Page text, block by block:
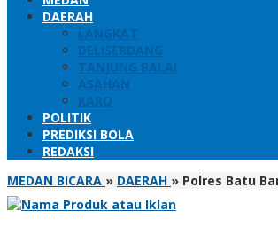
DAERAH
LANGKAT
DELISERDANG
TANJUNG BALAI
ASAHAN
KARO
POLITIK
PREDIKSI BOLA
REDAKSI
MEDAN BICARA » DAERAH » Polres Batu